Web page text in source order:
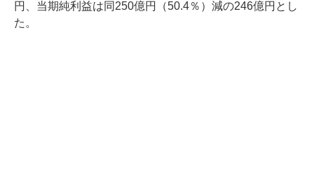
円、当期純利益は同250億円（50.4％）減の246億円とし
た。